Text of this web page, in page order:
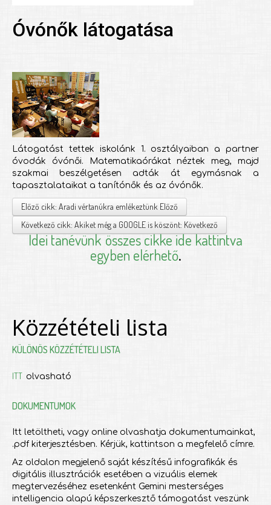
Óvónők látogatása
Látogatást tettek iskolánk 1. osztályaiban a partner
óvodák óvónői. Matematikaórákat néztek meg, majd
szakmai beszélgetésen adták át egymásnak a
tapasztalataikat a tanítónők és az óvónők.
Előző cikk: Aradi vértanúkra emlékeztünk Előző
Következő cikk: Akiket még a GOOGLE is köszönt: Következő
Idei tanévünk összes cikke ide kattintva
egyben elérhető.
Közzétételi lista
KÜLÖNÖS KÖZZÉTÉTELI LISTA
ITT olvasható
DOKUMENTUMOK
Itt letöltheti, vagy online olvashatja dokumentumainkat,
.pdf kiterjesztésben. Kérjük, kattintson a megfelelő címre.
Az oldalon megjelenő saját készítésű infografikák és
digitális illusztrációk esetében a vizuális elemek
megtervezéséhez esetenként Gemini mesterséges
intelligencia alapú képszerkesztő támogatást veszünk